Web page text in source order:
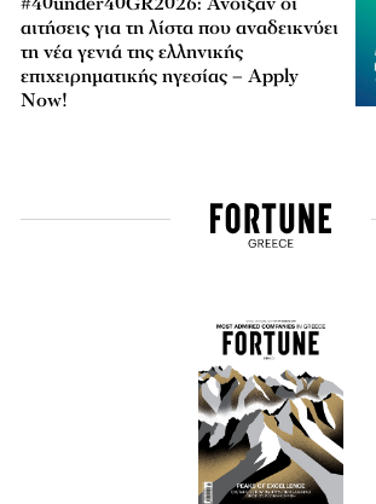
αιτήσεις για τη λίστα που αναδεικνύει
τη νέα γενιά της ελληνικής
επιχειρηματικής ηγεσίας – Apply
Now!